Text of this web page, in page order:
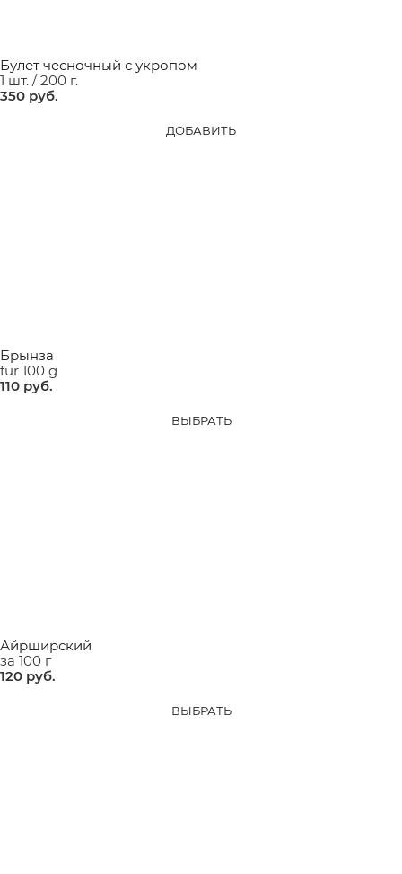
Булет чесночный с укропом
1 шт. / 200 г.
350 руб.
ДОБАВИТЬ
Брынза
für 100 g
110 руб.
ВЫБРАТЬ
Айрширский
за 100 г
120 руб.
ВЫБРАТЬ